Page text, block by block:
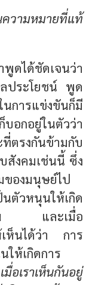
ความหมายที่แท้
พูดได้ชัดเจนว่า
ประโยชน์ พูด
นการแข่งขันก็มี
อกอยู่ในตัวว่า
รงกันข้ามกับ
สังคมเช่นนี้ ซึ่ง
ของมนุษย์ไป
ตัวหนุนให้เกิด
าพ และเมื่อ
เห็นได้ว่า การ
ห้เกิดการ
เมื่อเราเห็นกันอยู่